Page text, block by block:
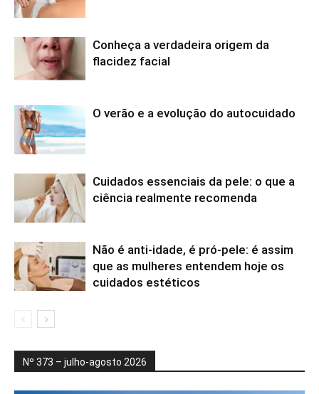
Conheça a verdadeira origem da
flacidez facial
O verão e a evolução do autocuidado
Cuidados essenciais da pele: o que a
ciência realmente recomenda
Não é anti-idade, é pró-pele: é assim
que as mulheres entendem hoje os
cuidados estéticos
Nº 373 – julho-agosto 2026